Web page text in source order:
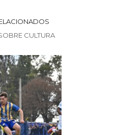
CULTURA